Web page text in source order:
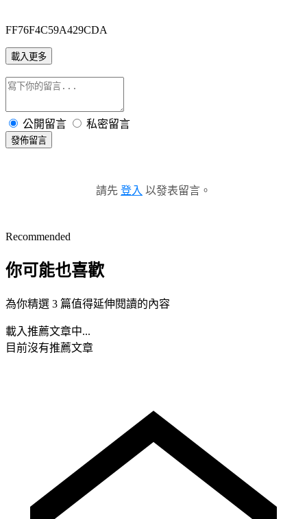
FF76F4C59A429CDA
載入更多
公開留言 私密留言
發佈留言
請先 登入 以發表留言。
Recommended
你可能也喜歡
為你精選 3 篇值得延伸閱讀的內容
載入推薦文章中...
目前沒有推薦文章